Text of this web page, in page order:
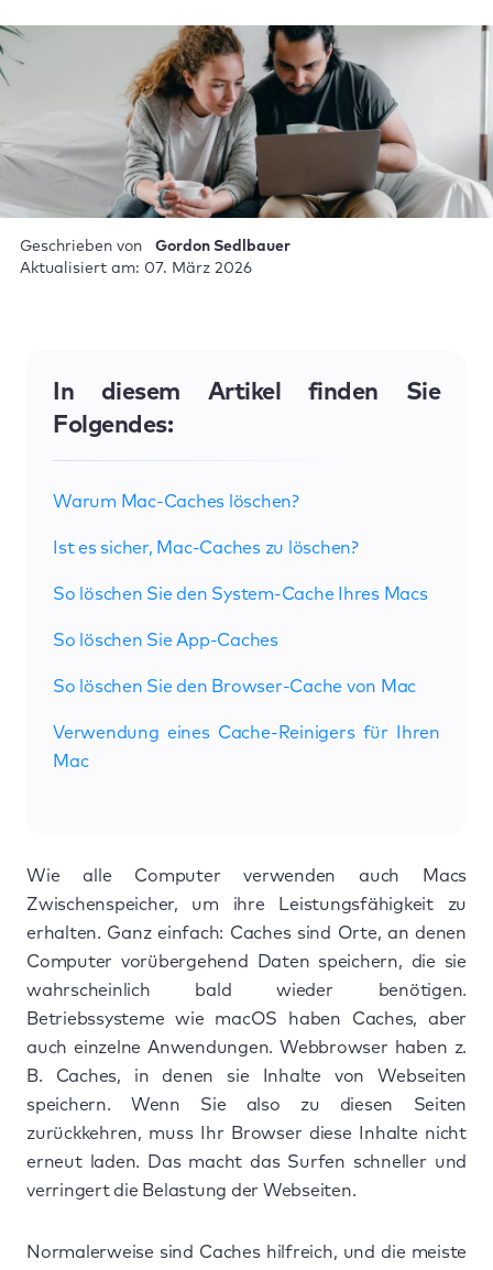
Geschrieben von
Gordon Sedlbauer
Aktualisiert am: 07. März 2026
In diesem Artikel finden Sie
Folgendes:
Warum Mac-Caches löschen?
Ist es sicher, Mac-Caches zu löschen?
So löschen Sie den System-Cache Ihres Macs
So löschen Sie App-Caches
So löschen Sie den Browser-Cache von Mac
Verwendung eines Cache-Reinigers für Ihren
Mac
Wie alle Computer verwenden auch Macs
Zwischenspeicher, um ihre Leistungsfähigkeit zu
erhalten. Ganz einfach: Caches sind Orte, an denen
Computer vorübergehend Daten speichern, die sie
wahrscheinlich bald wieder benötigen.
Betriebssysteme wie macOS haben Caches, aber
auch einzelne Anwendungen. Webbrowser haben z.
B. Caches, in denen sie Inhalte von Webseiten
speichern. Wenn Sie also zu diesen Seiten
zurückkehren, muss Ihr Browser diese Inhalte nicht
erneut laden. Das macht das Surfen schneller und
verringert die Belastung der Webseiten.
Normalerweise sind Caches hilfreich, und die meiste